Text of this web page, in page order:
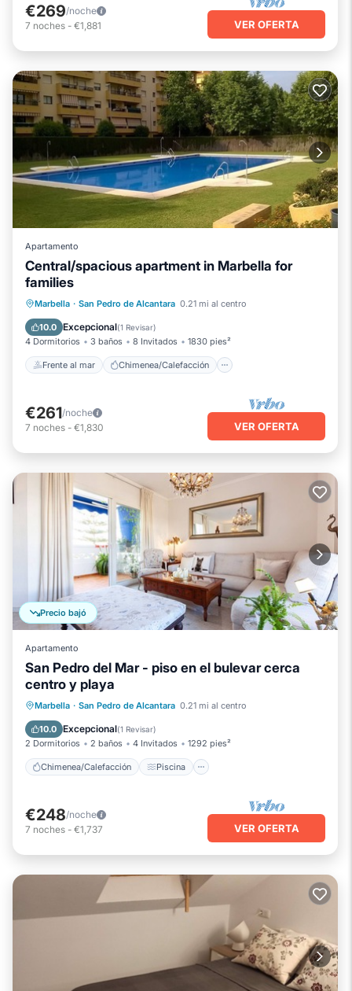
€269/noche
7 noches - €1,881 VER OFERTA
Apartamento
Central/spacious apartment in Marbella for
families
Marbella · San Pedro de Alcantara 0.21 mi al centro
10.0 Excepcional(1 Revisar)
4 Dormitorios 3 baños 8 Invitados 1830 pies²
Frente al mar Chimenea/Calefacción
Frente al mar
Chimenea/Calefacción
Piscina
Vista al mar
€261/noche
7 noches - €1,830 VER OFERTA
Precio bajó
Apartamento
San Pedro del Mar - piso en el bulevar cerca
centro y playa
Marbella · San Pedro de Alcantara 0.21 mi al centro
10.0 Excepcional(1 Revisar)
2 Dormitorios 2 baños 4 Invitados 1292 pies²
Chimenea/Calefacción Piscina
Chimenea/Calefacción
Piscina
Balcón/Terraza
€248/noche
7 noches - €1,737 VER OFERTA